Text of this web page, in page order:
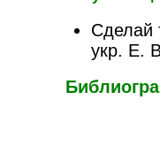
Сделай
укр. Е.